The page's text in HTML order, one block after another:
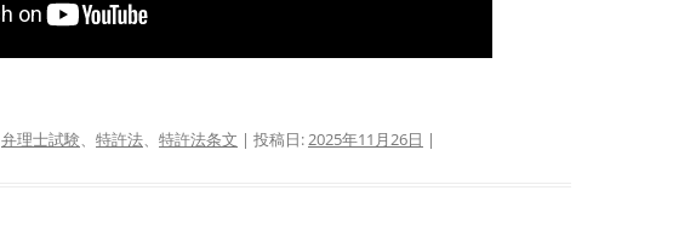
弁理士試験、 特許法、 特許法条文 | 投稿日:2025年11月26日 |